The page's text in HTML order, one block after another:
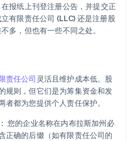
在报纸上刊登注册公告，并提交正
有限责任公司 (LLC) 还是注册股
多，但也有一些不同之处。
责任公司 灵活且维护成本低。股
规则，但它们是为筹集资金和发
者都为您提供个人责任保护。
您的企业名称在内布拉斯加州必
正确的后缀（如有限责任公司的